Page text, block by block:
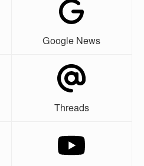
Google News
Threads